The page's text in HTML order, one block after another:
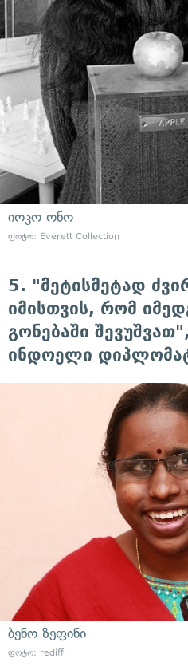
იოკო ონო
ფოტო: Everett Collection
5. "მეტისმეტად
იმისთვის, რომ
გონებაში
ინდოელი
ბენო ზეფინი
ფოტო: rediff